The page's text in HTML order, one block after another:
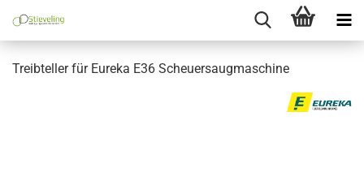
Treibteller für Eureka E36 Scheuersaugmaschine